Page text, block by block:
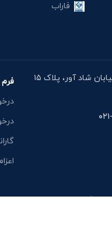
فاراب
آدرس دفتر: خیابان مقدس اردبیلی، نبش خیابان شاد آور، پلاک ۱۵